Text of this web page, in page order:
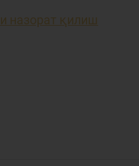
назорат қилиш